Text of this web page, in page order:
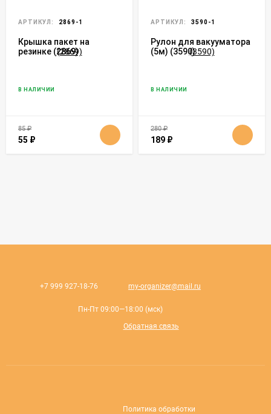
АРТИКУЛ: 2869-1
Крышка пакет на
резинке (2869)
В НАЛИЧИИ
85₽
55 ₽
АРТИКУЛ: 3590-1
Рулон для вакууматора
(5м) (3590)
В НАЛИЧИИ
280₽
189 ₽
+7 999 927-18-76 my-organizer@mail.ru
Пн-Пт 09:00—18:00 (мск)
Обратная связь
Политика обработки